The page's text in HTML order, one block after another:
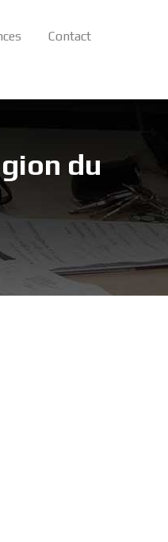
Contact
du